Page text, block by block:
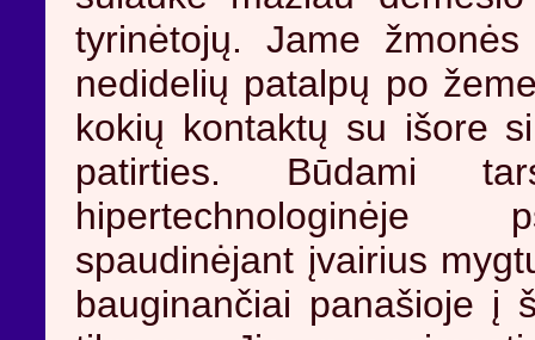
tyrinėtojų. Jame
nedidelių patalpų po
kokių kontaktų su išore
patirties. Būdami
hipertechnologinėje
spaudinėjant įvairius
bauginančiai panašioje į